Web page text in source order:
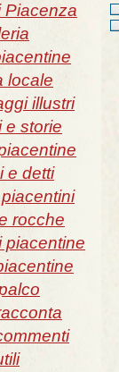
Piacenza
locale
illustri
e storie
e detti
rocche
piacentine